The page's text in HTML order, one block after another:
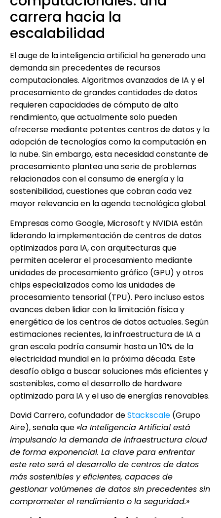
carrera hacia la
escalabilidad
El auge de la inteligencia artificial ha generado una
demanda sin precedentes de recursos
computacionales. Algoritmos avanzados de IA y el
procesamiento de grandes cantidades de datos
requieren capacidades de cómputo de alto
rendimiento, que actualmente solo pueden
ofrecerse mediante potentes centros de datos y la
adopción de tecnologías como la computación en
la nube. Sin embargo, esta necesidad constante de
procesamiento plantea una serie de problemas
relacionados con el consumo de energía y la
sostenibilidad, cuestiones que cobran cada vez
mayor relevancia en la agenda tecnológica global.
Empresas como Google, Microsoft y NVIDIA están
liderando la implementación de centros de datos
optimizados para IA, con arquitecturas que
permiten acelerar el procesamiento mediante
unidades de procesamiento gráfico (GPU) y otros
chips especializados como las unidades de
procesamiento tensorial (TPU). Pero incluso estos
avances deben lidiar con la limitación física y
energética de los centros de datos actuales. Según
estimaciones recientes, la infraestructura de IA a
gran escala podría consumir hasta un 10% de la
electricidad mundial en la próxima década. Este
desafío obliga a buscar soluciones más eficientes y
sostenibles, como el desarrollo de hardware
optimizado para IA y el uso de energías renovables.
David Carrero, cofundador deStackscale (Grupo
Aire), señala que«la Inteligencia Artificial está
impulsando la demanda de infraestructura cloud
de forma exponencial. La clave para enfrentar
este reto será el desarrollo de centros de datos
más sostenibles y eficientes, capaces de
gestionar volúmenes de datos sin precedentes sin
comprometer el rendimiento o la seguridad.»